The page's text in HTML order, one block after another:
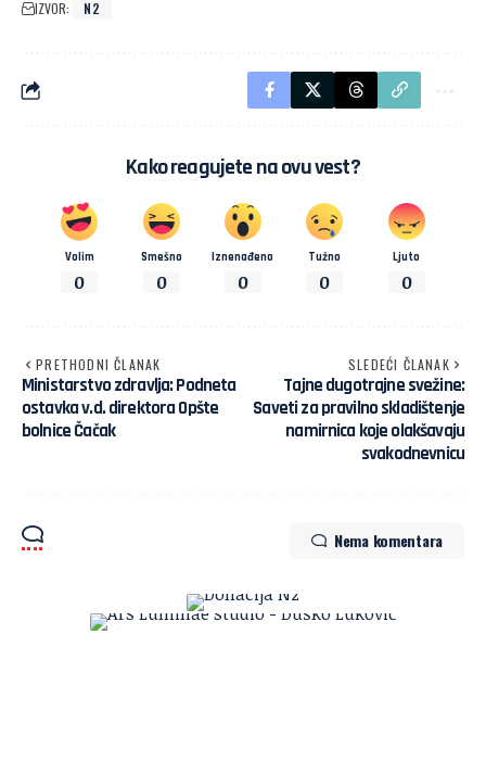
IZVOR:
N2
Kako reagujete na ovu vest?
Volim
0
Smešno
0
Iznenađeno
0
Tužno
0
Ljuto
0
PRETHODNI ČLANAK
Ministarstvo zdravlja: Podneta
ostavka v.d. direktora Opšte
bolnice Čačak
SLEDEĆI ČLANAK
Tajne dugotrajne svežine:
Saveti za pravilno skladištenje
namirnica koje olakšavaju
svakodnevnicu
Nema komentara